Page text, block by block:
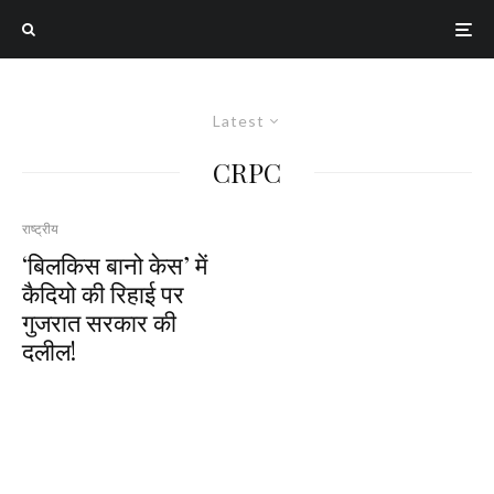
Latest
CRPC
राष्ट्रीय
‘बिलकिस बानो केस’ में
कैदियो की रिहाई पर
गुजरात सरकार की
दलील!